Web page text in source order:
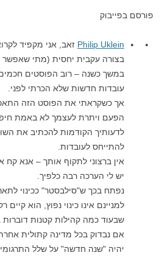
פורסם בפייבוק
Philip Ukleinזאב, אני מקפיד
בצורה עקבית יחסית (מתי
במשך כשנה – רוב הפוסטים חכמים
עובדות חדשות שלא הכרתי לפני.
אך כשקראתי את הפוסט הזה
הפעם ויתרת לעצמך לא באמת
לדעותיך הקודמות להכתיב את
להתייחס לעובדות.
אין ברצוני לתקוף אותך – אנא קח
יש לי הערכה רבה כלפיך.
למניינם אינו כינוי נפוץ, הוא קיים
שבעוד כמה קהילות קטנות דוברות
אם נבדוק בכל מדינה קתולית
יהיה "שנה חדשה" על שלל